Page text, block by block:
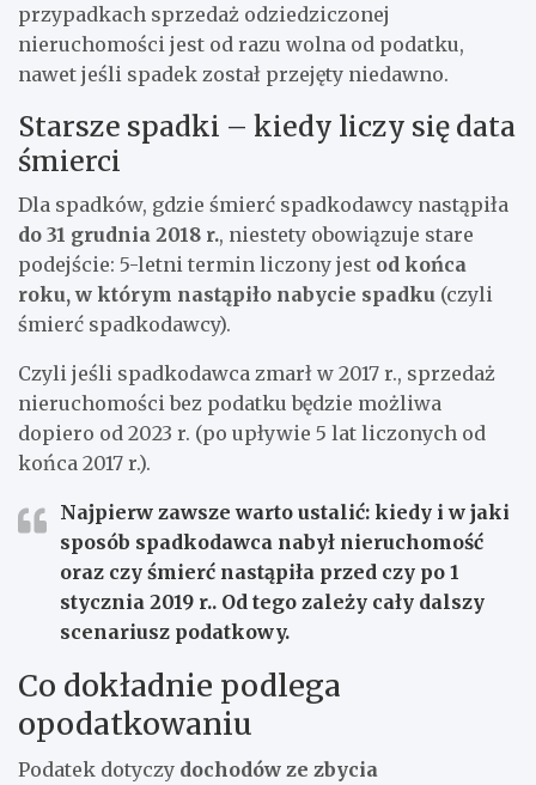
przypadkach sprzedaż odziedziczonej
nieruchomości jest od razu wolna od podatku,
nawet jeśli spadek został przejęty niedawno.
Starsze spadki – kiedy liczy się data
śmierci
Dla spadków, gdzie śmierć spadkodawcy nastąpiła
do 31 grudnia 2018 r., niestety obowiązuje stare
podejście: 5-letni termin liczony jest od końca
roku, w którym nastąpiło nabycie spadku (czyli
śmierć spadkodawcy).
Czyli jeśli spadkodawca zmarł w 2017 r., sprzedaż
nieruchomości bez podatku będzie możliwa
dopiero od 2023 r. (po upływie 5 lat liczonych od
końca 2017 r.).
Najpierw zawsze warto ustalić: kiedy i w jaki
sposób spadkodawca nabył nieruchomość
oraz czy śmierć nastąpiła przed czy po 1
stycznia 2019 r.. Od tego zależy cały dalszy
scenariusz podatkowy.
Co dokładnie podlega
opodatkowaniu
Podatek dotyczy dochodów ze zbycia